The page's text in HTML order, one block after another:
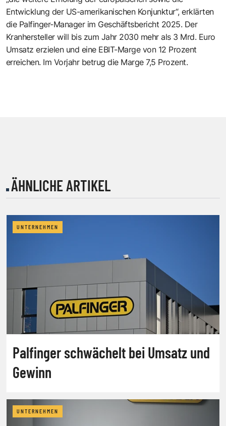
Entwicklung der US-amerikanischen Konjunktur“, erklärten
die Palfinger-Manager im Geschäftsbericht 2025. Der
Kranhersteller will bis zum Jahr 2030 mehr als 3 Mrd. Euro
Umsatz erzielen und eine EBIT-Marge von 12 Prozent
erreichen. Im Vorjahr betrug die Marge 7,5 Prozent.
ÄHNLICHE ARTIKEL
UNTERNEHMEN
Palfinger schwächelt bei Umsatz und
Gewinn
UNTERNEHMEN